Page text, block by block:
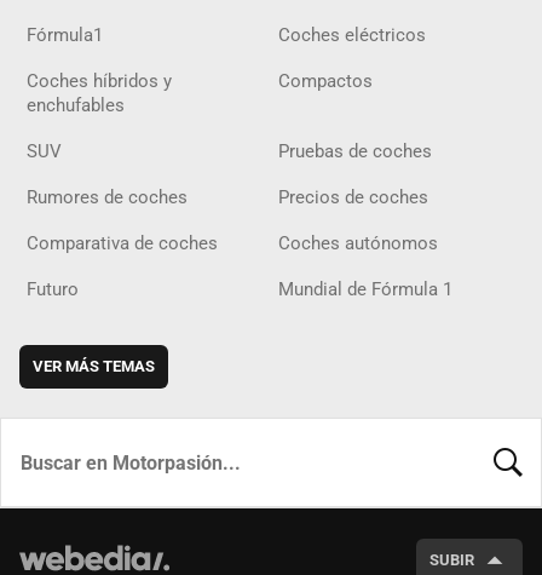
Fórmula1 Coches eléctricos
Coches híbridos y
enchufables
Compactos
SUV Pruebas de coches
Rumores de coches Precios de coches
Comparativa de coches Coches autónomos
Futuro Mundial de Fórmula 1
VER MÁS TEMAS
SUBIR